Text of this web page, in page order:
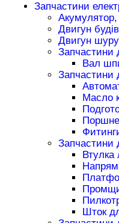
Запчастини
Двигун
Двигун
Запчастини
Вал
Запчастини
Масло
Запчастини
Втулка
Шток